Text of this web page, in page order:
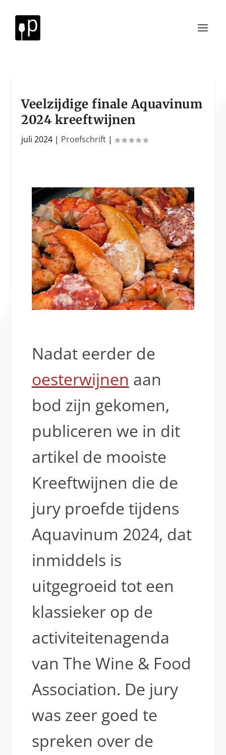
Veelzijdige finale Aquavinum
2024 kreeftwijnen
juli 2024 | Proefschrift |
Nadat eerder de
oesterwijnen aan
bod zijn gekomen,
publiceren we in dit
artikel de mooiste
Kreeftwijnen die de
jury proefde tijdens
Aquavinum 2024, dat
inmiddels is
uitgegroeid tot een
klassieker op de
activiteitenagenda
van The Wine & Food
Association. De jury
was zeer goed te
spreken over de